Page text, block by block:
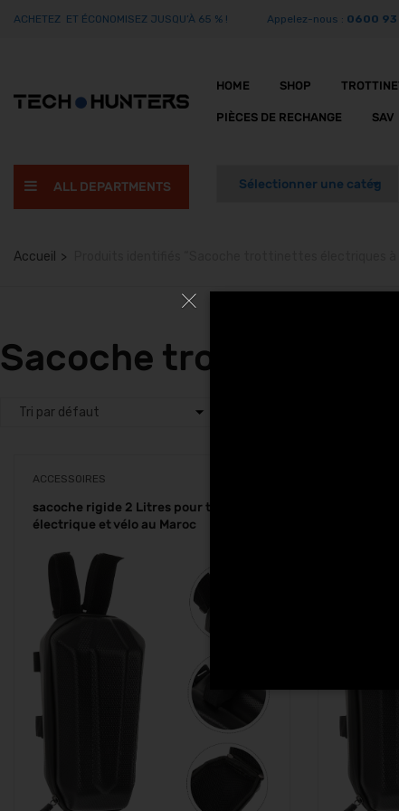
ACHETEZ ET ÉCONOMISEZ JUSQU’À 65 % ! Appelez-nous : 0600 93
HOME SHOP
PIÈCES DE RECHANGE SAV
ALL DEPARTMENTS
Accueil
Sacoche trottinettes
ACCESSOIRES
sacoche rigide 2 Litres pour trottinette
électrique et vélo au Maroc